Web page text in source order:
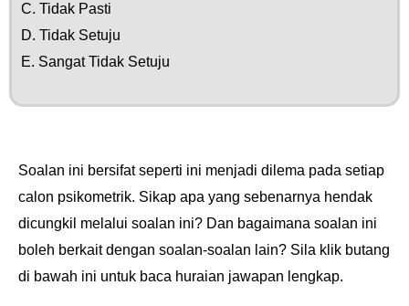
C. Tidak Pasti
D. Tidak Setuju
E. Sangat Tidak Setuju
Soalan ini bersifat seperti ini menjadi dilema pada setiap
calon psikometrik. Sikap apa yang sebenarnya hendak
dicungkil melalui soalan ini? Dan bagaimana soalan ini
boleh berkait dengan soalan-soalan lain? Sila klik butang
di bawah ini untuk baca huraian jawapan lengkap.